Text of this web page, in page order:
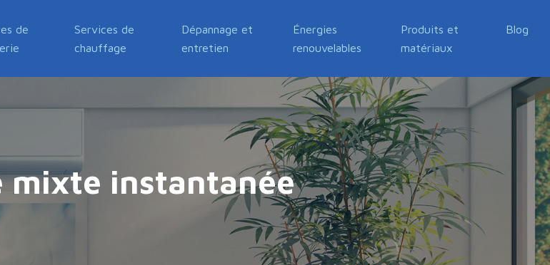
de
Services de
chauffage
Dépannage et
entretien
Énergies
renouvelables
Produits et
matériaux
Blog
mixte instantanée